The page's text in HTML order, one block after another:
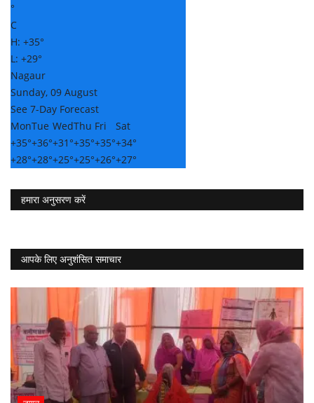
°
C
H: +35°
L: +29°
Nagaur
Sunday, 09 August
See 7-Day Forecast
MonTue WedThu Fri
Sat
+35°+36°+31°+35°+35°+34°
+28°+28°+25°+25°+26°+27°
हमारा अनुसरण करें
आपके लिए अनुशंसित समाचार